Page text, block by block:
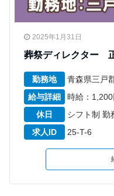
2025年1月31日
葬祭ディレクター
勤務地
青森県三戸
給与詳細
時給：1,200
休日
求人ID
25-T-6